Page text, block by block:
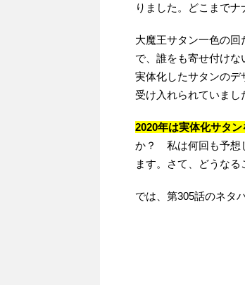
りました。どこまで
大魔王サタン一色の
で、誰をも寄せ付け
実体化したサタンの
受け入れられていまし
2020年は実体化サタ
か？ 私は何回も予想
ます。さて、どうな
では、第305話のネタ